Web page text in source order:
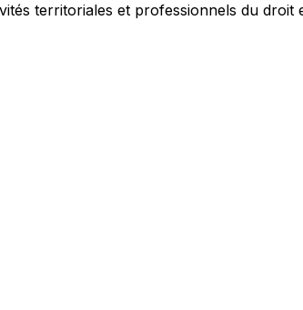
territoriales et professionnels du droit